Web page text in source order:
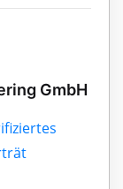
GmbH